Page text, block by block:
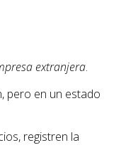
extranjera.
pero en un estado
registren la